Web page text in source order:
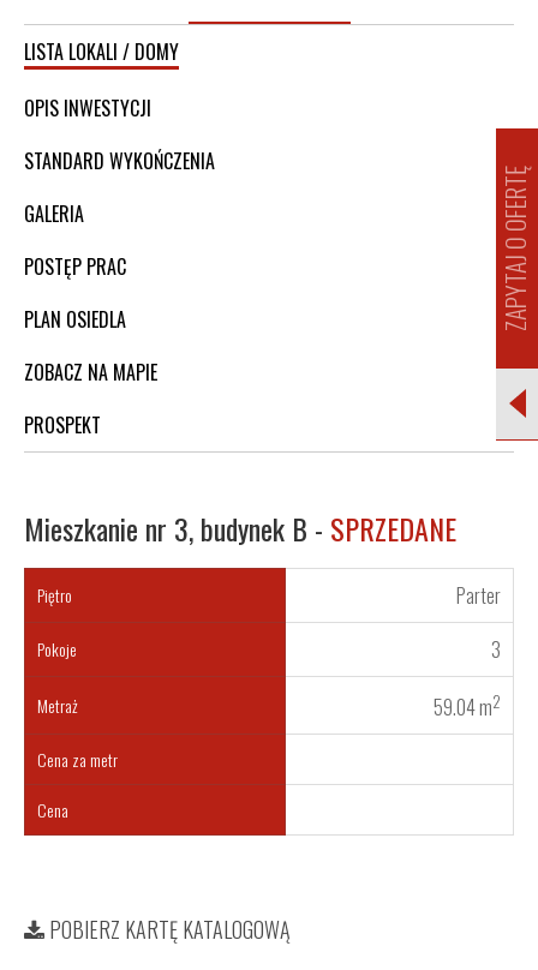
LISTA LOKALI / DOMY
OPIS INWESTYCJI
STANDARD WYKOŃCZENIA
GALERIA
POSTĘP PRAC
PLAN OSIEDLA
ZOBACZ NA MAPIE
PROSPEKT
ZAPYTAJ O OFERTĘ
Mieszkanie nr 3, budynek B - SPRZEDANE
Piętro Parter
Pokoje 3
Metraż 59.04 m2
Cena za metr
Cena
POBIERZ KARTĘ KATALOGOWĄ